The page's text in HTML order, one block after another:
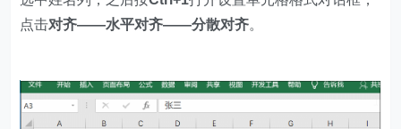
点击对齐——水平对齐——分散对齐。